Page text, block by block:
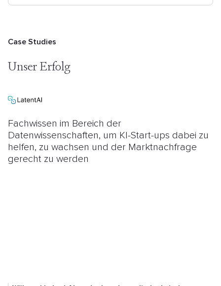
Case Studies
Unser Erfolg
Fachwissen im Bereich der
Datenwissenschaften, um KI-Start-ups dabei zu
helfen, zu wachsen und der Marktnachfrage
gerecht zu werden